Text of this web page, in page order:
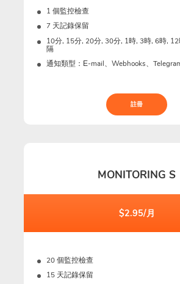
1 個監控檢查
7 天記錄保留
10分, 15分, 20分, 30分, 1時, 3時, 6時,
隔
通知類型：Е-mail、Webhooks、
註冊
MONITORING S
$2.95/月
20 個監控檢查
15 天記錄保留